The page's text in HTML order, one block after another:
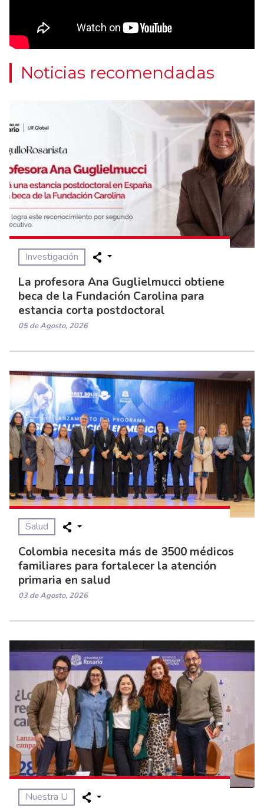
Noticias recomendadas
Investigación
La profesora Ana Guglielmucci obtiene
beca de la Fundación Carolina para
estancia corta postdoctoral
05 de Agosto, 2026
Salud
Colombia necesita más de 3500 médicos
familiares para fortalecer la atención
primaria en salud
03 de Agosto, 2026
Nuestra U